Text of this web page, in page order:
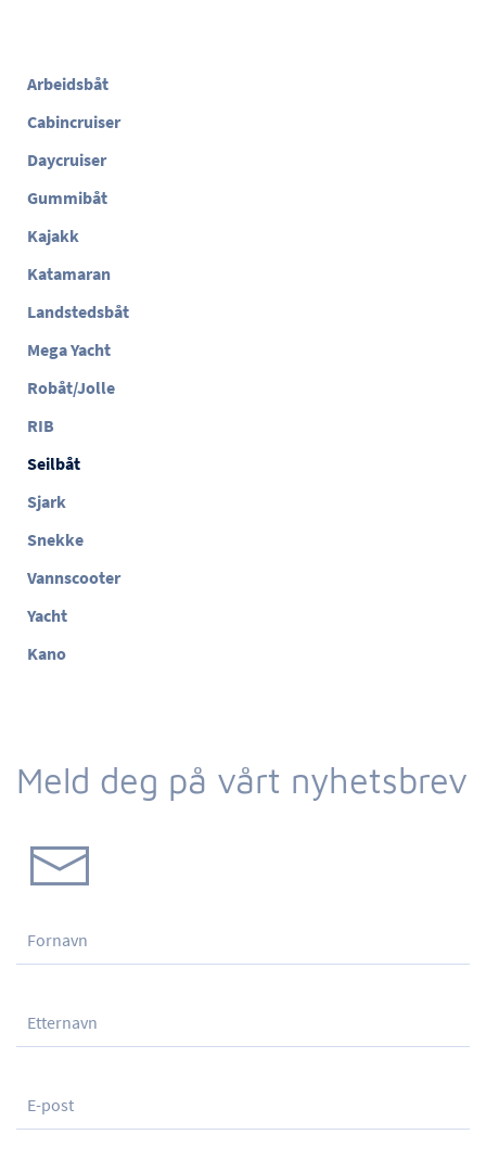
Arbeidsbåt
Cabincruiser
Daycruiser
Gummibåt
Kajakk
Katamaran
Landstedsbåt
Mega Yacht
Robåt/Jolle
RIB
Seilbåt
Sjark
Snekke
Vannscooter
Yacht
Kano
Meld deg på vårt nyhetsbrev